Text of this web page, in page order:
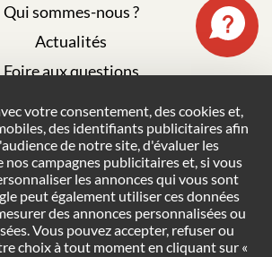
Qui sommes-nous ?
Actualités
Foire aux questions
Plan du site
de confidentialité
générales de vente
Gestion des cookies
votre consentement, des cookies et,
des identifiants publicitaires afin
de notre site, d'évaluer les
nos campagnes publicitaires et, si vous
les annonces qui vous sont
peut également utiliser ces données
des annonces personnalisées ou
Vous pouvez accepter, refuser ou
choix à tout moment en cliquant sur «